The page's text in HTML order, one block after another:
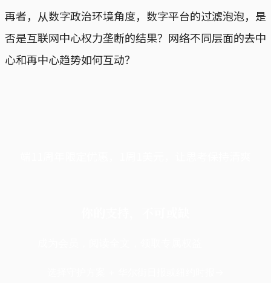
再者，从数字政治环境角度，数字平台的过滤泡泡，是
否是互联网中心权力垄断的结果？网络不同层面的去中
心和再中心趋势如何互动？